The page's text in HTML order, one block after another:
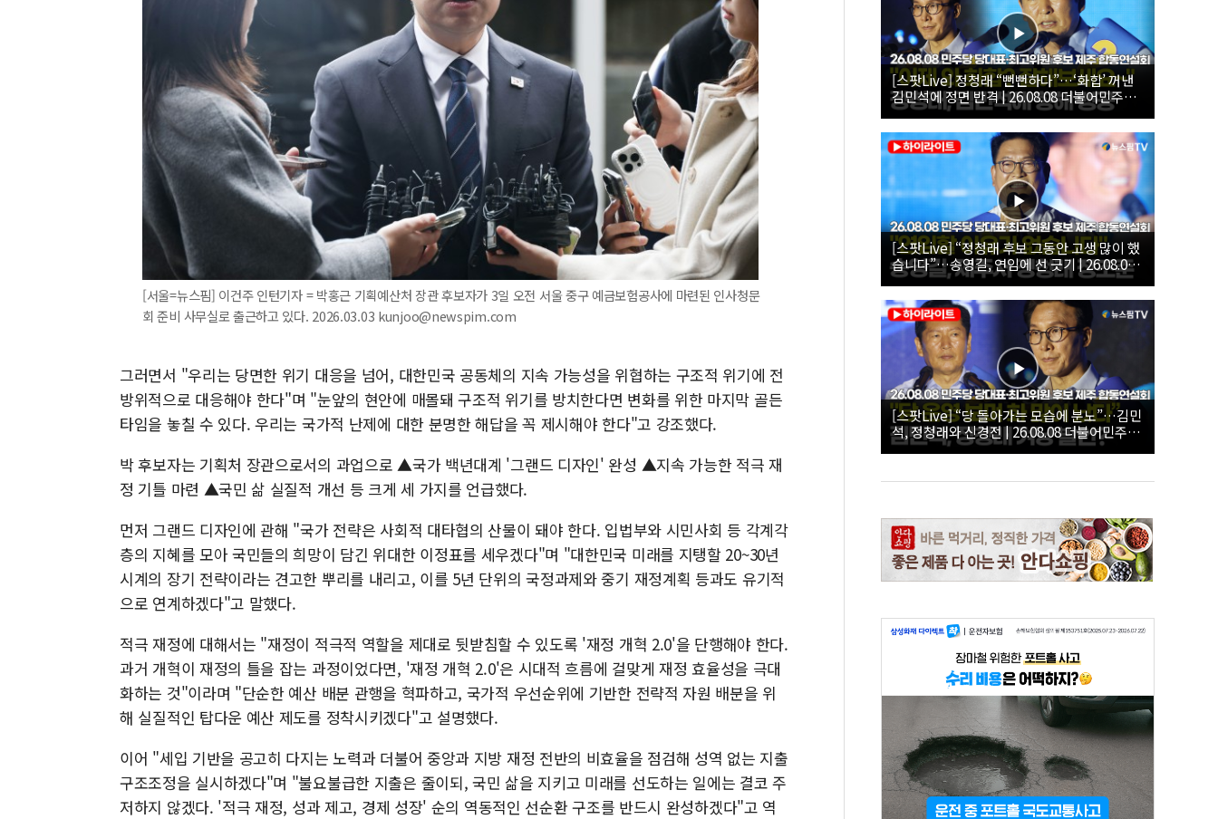
[서울=뉴스핌] 이건주 인턴기자 = 박홍근 기획예산처 장관 후보자가 3일 오전 서울 중구 예금보험공사에 마련된 인사청문
회 준비 사무실로 출근하고 있다. 2026.03.03 kunjoo@newspim.com
그러면서 "우리는 당면한 위기 대응을 넘어, 대한민국 공동체의 지속 가능성을 위협하는 구조적 위기에 전
방위적으로 대응해야 한다"며 "눈앞의 현안에 매몰돼 구조적 위기를 방치한다면 변화를 위한 마지막 골든
타임을 놓칠 수 있다. 우리는 국가적 난제에 대한 분명한 해답을 꼭 제시해야 한다"고 강조했다.
박 후보자는 기획처 장관으로서의 과업으로 ▲국가 백년대계 '그랜드 디자인' 완성 ▲지속 가능한 적극 재
정 기틀 마련 ▲국민 삶 실질적 개선 등 크게 세 가지를 언급했다.
먼저 그랜드 디자인에 관해 "국가 전략은 사회적 대타협의 산물이 돼야 한다. 입법부와 시민사회 등 각계각
층의 지혜를 모아 국민들의 희망이 담긴 위대한 이정표를 세우겠다"며 "대한민국 미래를 지탱할 20~30년
시계의 장기 전략이라는 견고한 뿌리를 내리고, 이를 5년 단위의 국정과제와 중기 재정계획 등과도 유기적
으로 연계하겠다"고 말했다.
적극 재정에 대해서는 "재정이 적극적 역할을 제대로 뒷받침할 수 있도록 '재정 개혁 2.0'을 단행해야 한다.
과거 개혁이 재정의 틀을 잡는 과정이었다면, '재정 개혁 2.0'은 시대적 흐름에 걸맞게 재정 효율성을 극대
화하는 것"이라며 "단순한 예산 배분 관행을 혁파하고, 국가적 우선순위에 기반한 전략적 자원 배분을 위
해 실질적인 탑다운 예산 제도를 정착시키겠다"고 설명했다.
이어 "세입 기반을 공고히 다지는 노력과 더불어 중앙과 지방 재정 전반의 비효율을 점검해 성역 없는 지출
구조조정을 실시하겠다"며 "불요불급한 지출은 줄이되, 국민 삶을 지키고 미래를 선도하는 일에는 결코 주
저하지 않겠다. '적극 재정, 성과 제고, 경제 성장' 순의 역동적인 선순환 구조를 반드시 완성하겠다"고 역
[스팟Live] 정청래 “뻔뻔하다”…‘화합’ 꺼낸
김민석에 정면 반격 | 26.08.08 더불어민주당
당대표·최고위원 후보 제주 합동연설회
[스팟Live] “정청래 후보 그동안 고생 많이 했
습니다”…송영길, 연임에 선 긋기 | 26.08.08
더불어민주당 당대표·최고위원 후보 제주 합
동연설회
[스팟Live] “당 돌아가는 모습에 분노”…김민
석, 정청래와 신경전 | 26.08.08 더불어민주당
당대표·최고위원 후보 제주 합동연설회